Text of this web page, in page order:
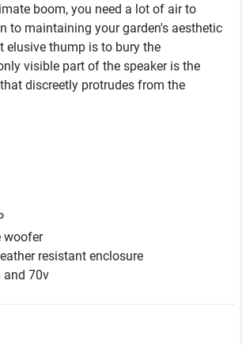
boom, you need a lot of air to
to maintaining your garden's aesthetic
elusive thump is to bury the
visible part of the speaker is the
discreetly protrudes from the
woofer
resistant enclosure
and 70v